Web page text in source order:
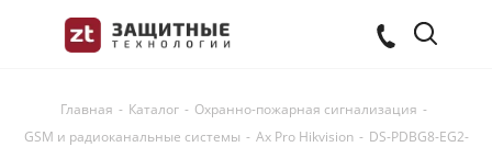
Главная - Каталог - Охранно-пожарная сигнализация -
GSM и радиоканальные системы - Ax Pro Hikvision - DS-PDBG8-EG2-